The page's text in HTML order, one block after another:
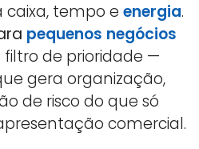
caixa, tempo e energia.
pequenos negócios
de prioridade —
gera organização,
de risco do que só
comercial.